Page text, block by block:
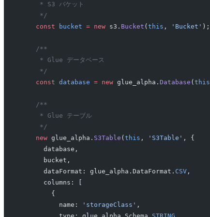
     * S3 バケット
     */
    const
bucket = new s3. Bucket ( this , 'Bucket' );
    /**
     * Glue データベース
     */
    const
database = new glue_alpha. Database ( this
    /**
     * Glue テーブル
     */
    new
glue_alpha. S3Table ( this , 'S3Table' , {
      database,
      bucket,
      dataFormat: glue_alpha.DataFormat.
CSV,
      columns: [
        {
          name:
'storageClass' ,